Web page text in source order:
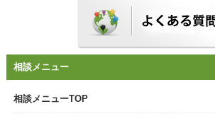
会場：戸田市文化会館
会場：さいたま市プラザウエスト
5/13,20,26
会場：所沢市民文化センター
相談メニュー
相談メニューTOP